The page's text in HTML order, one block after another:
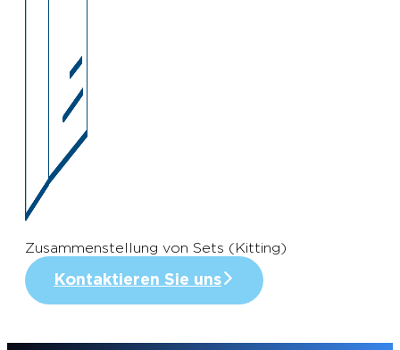
Zusammenstellung von Sets (Kitting)
Kontaktieren Sie uns